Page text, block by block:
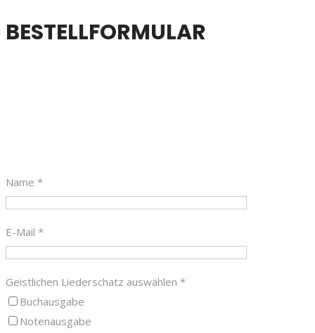
BESTELLFORMULAR
Name *
E-Mail *
Geistlichen Liederschatz auswählen *
Buchausgabe
Notenausgabe